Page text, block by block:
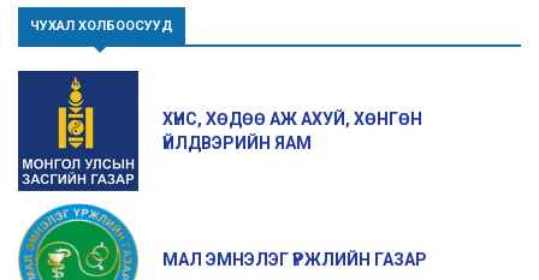
ЧУХАЛ ХОЛБООСУУД
ХҮНС, ХӨДӨӨ АЖ АХУЙ, ХӨНГӨН
ҮЙЛДВЭРИЙН ЯАМ
МАЛ ЭМНЭЛЭГ ҮРЖЛИЙН ГАЗАР